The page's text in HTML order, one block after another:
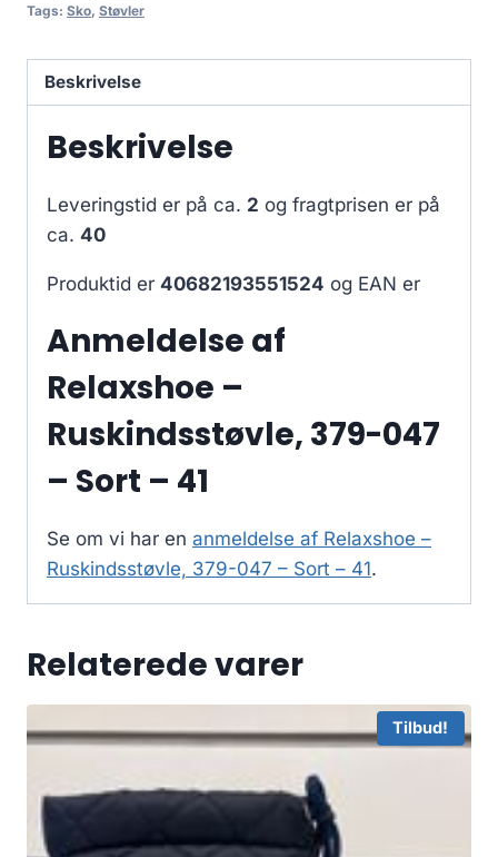
Tags: Sko, Støvler
Beskrivelse
Beskrivelse
Leveringstid er på ca. 2 og fragtprisen er på
ca. 40
Produktid er 40682193551524 og EAN er
Anmeldelse af
Relaxshoe –
Ruskindsstøvle, 379-047
– Sort – 41
Se om vi har en anmeldelse af Relaxshoe –
Ruskindsstøvle, 379-047 – Sort – 41.
Relaterede varer
Tilbud!